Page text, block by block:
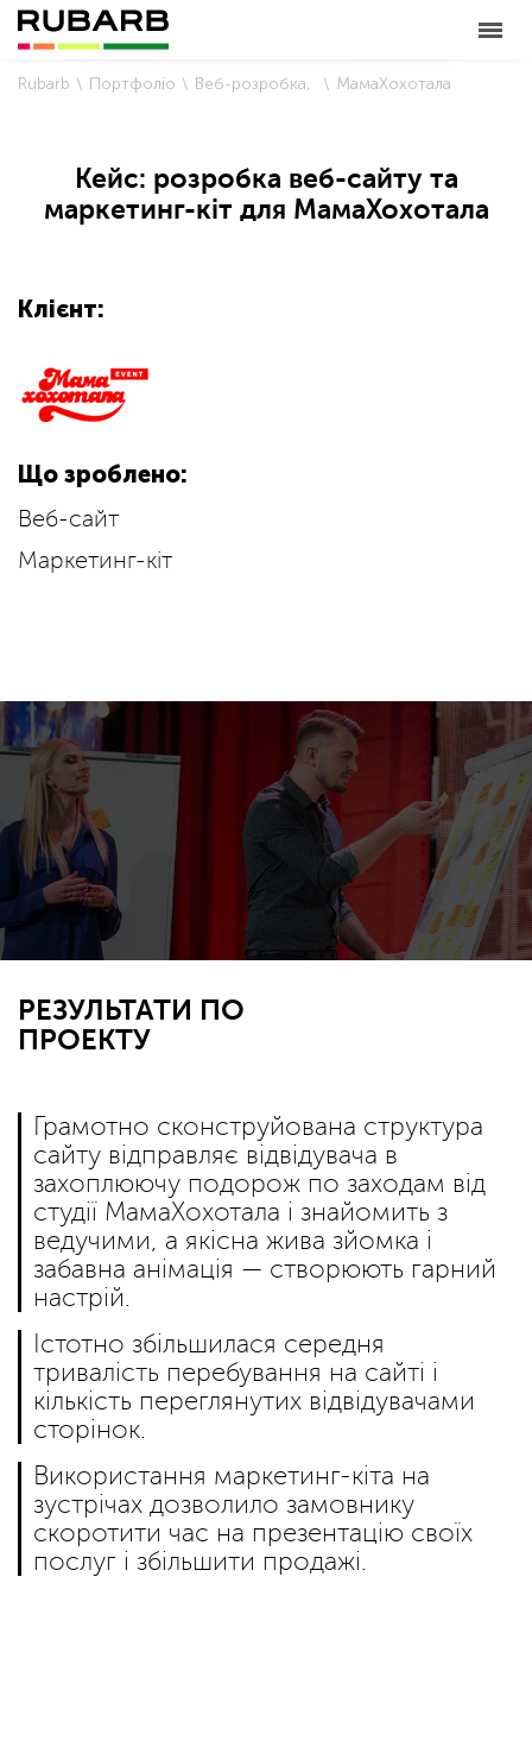
Rubarb Портфоліо Веб-розробка МамаХохотала
Кейс: розробка веб-сайту та
маркетинг-кіт для МамаХохотала
Клієнт:
Що зроблено:
Веб-сайт
Маркетинг-кіт
РЕЗУЛЬТАТИ ПО
ПРОЕКТУ
Грамотно сконструйована структура
сайту відправляє відвідувача в
захоплюючу подорож по заходам від
студії МамаХохотала і знайомить з
ведучими, а якісна жива зйомка і
забавна анімація — створюють гарний
настрій.
Істотно збільшилася середня
тривалість перебування на сайті і
кількість переглянутих відвідувачами
сторінок.
Використання маркетинг-кіта на
зустрічах дозволило замовнику
скоротити час на презентацію своїх
послуг і збільшити продажі.